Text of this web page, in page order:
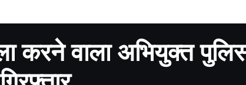
करने वाला अभियुक्त